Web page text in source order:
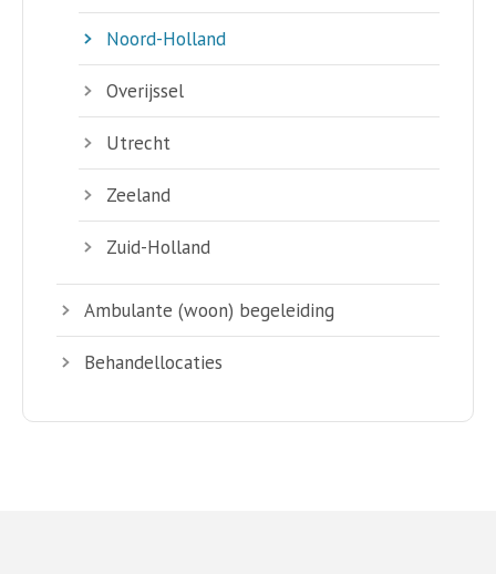
Noord-Holland
Overijssel
Utrecht
Zeeland
Zuid-Holland
Ambulante (woon) begeleiding
Behandellocaties